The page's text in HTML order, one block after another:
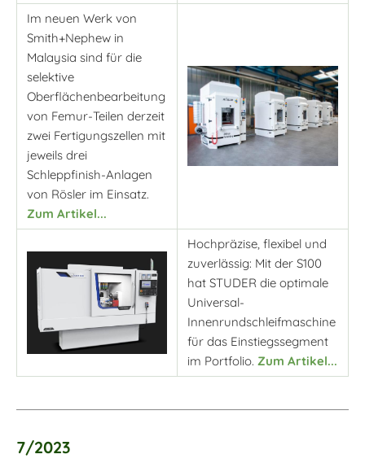
Im neuen Werk von
Smith+Nephew in
Malaysia sind für die
selektive
Oberflächenbearbeitung
von Femur-Teilen derzeit
zwei Fertigungszellen mit
jeweils drei
Schleppfinish-Anlagen
von Rösler im Einsatz.
Zum Artikel...
Hochpräzise, flexibel und
zuverlässig: Mit der S100
hat STUDER die optimale
Universal-
Innenrundschleifmaschine
für das Einstiegssegment
im Portfolio. Zum Artikel...
7/2023